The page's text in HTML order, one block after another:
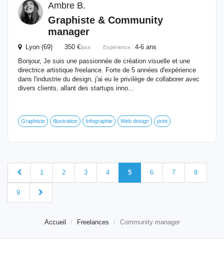
Ambre B.
Graphiste & Community
manager
Lyon (69) 350 €/jour Expérience : 4-6 ans
Bonjour, Je suis une passionnée de création visuelle et une
directrice artistique freelance. Forte de 5 années d'expérience
dans l'industrie du design, j'ai eu le privilège de collaborer avec
divers clients, allant des startups inno...
Graphiste Illustration Infographie Web design print
1 2 3 4 5 6 7 8
9
Accueil Freelances Community manager